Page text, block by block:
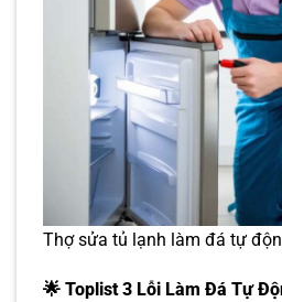
Thợ sửa tủ lạnh làm đá tự
🌟 Toplist 3 Lỗi Làm Đá Tự